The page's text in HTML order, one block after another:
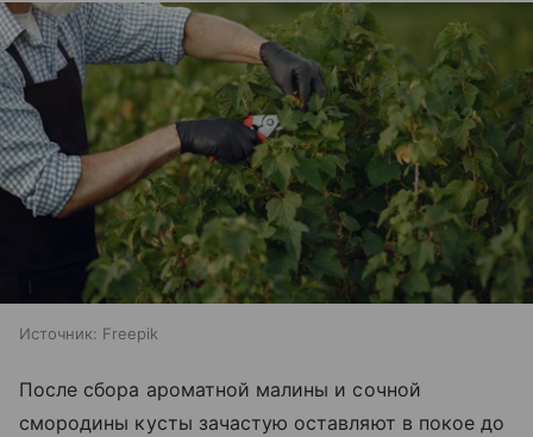
Источник: Freepik
После сбора ароматной малины и сочной
смородины кусты зачастую оставляют в покое до